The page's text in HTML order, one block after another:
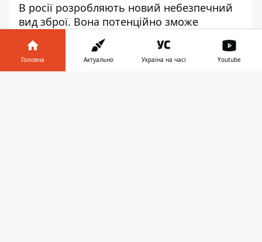
В росії розробляють новий небезпечний
вид зброї. Вона потенційно зможе
виводити з ладу
супутників
. Це зробить окремі ділянки
космічної орбіти абсолютно
Головна Актуально Україна на часі Youtube